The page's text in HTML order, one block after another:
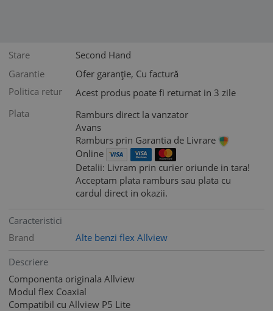
Stare
Second Hand
Garantie
Ofer garanție, Cu factură
Politica retur
Acest produs poate fi returnat in 3 zile
Plata
Ramburs direct la vanzator
Avans
Ramburs prin Garantia de Livrare
Online
Detalii: Livram prin curier oriunde in tara!
Acceptam plata ramburs sau plata cu
cardul direct in okazii.
Caracteristici
Brand
Alte benzi flex Allview
Descriere
Componenta originala Allview
Modul flex Coaxial
Compatibil cu Allview P5 Lite